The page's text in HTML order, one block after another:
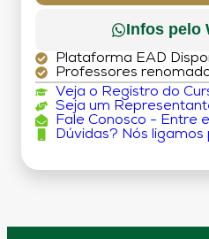
Infos pelo
Plataforma EAD
Professores
Veja o Registro do
Seja um
Fale Conosco - Entre
Dúvidas? Nós ligamos